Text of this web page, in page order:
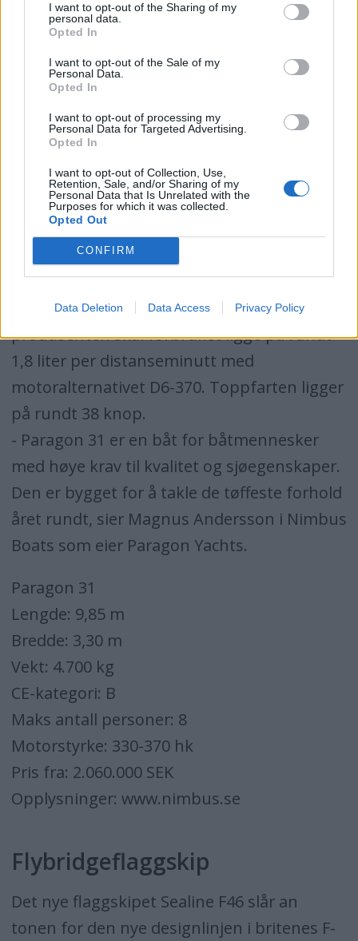
I want to opt-out of the Sharing of my
personal data.
Opted In
I want to opt-out of the Sale of my
Personal Data.
Opted In
I want to opt-out of processing my
Personal Data for Targeted Advertising.
Opted In
I want to opt-out of Collection, Use,
Retention, Sale, and/or Sharing of my
Personal Data that Is Unrelated with the
Purposes for which it was collected.
Opted Out
CONFIRM
Data Deletion Data Access Privacy Policy
Opplysninger: www.havboat.no
Helårsbåt
Paragon 31 er andre båten i rekken av
helårsbåter og en videreføring av Paragon
25-konseptet. Den nye båten har fått en
liten flybridge og større akterdekk, samt
ekstra dyp V-bunn for større stabilitet og
enklere manøvrering. Dette skal også gi
lavere drivstofforbruk, og i følge
produsenten skal forbruket ligge på rundt
1,8 liter per distanseminutt med
motoralternativet D6-370. Toppfarten ligger
på rundt 38 knop.
- Paragon 31 er en båt for båtmennesker
med høye krav til kvalitet og sjøegenskaper.
Den er bygget for å takle de tøffeste forhold
året rundt, sier Magnus Andersson i Nimbus
Boats som eier Paragon Yachts.
Paragon 31
Lengde: 9,85 m
Bredde: 3,30 m
Vekt: 4.700 kg
CE-kategori: B
Maks antall personer: 8
Motorstyrke: 330-370 hk
Pris fra: 2.060.000 SEK
Opplysninger: www.nimbus.se
Flybridgeflaggskip
Det nye flaggskipet Sealine F46 slår an
tonen for den nye designlinjen i britenes F-